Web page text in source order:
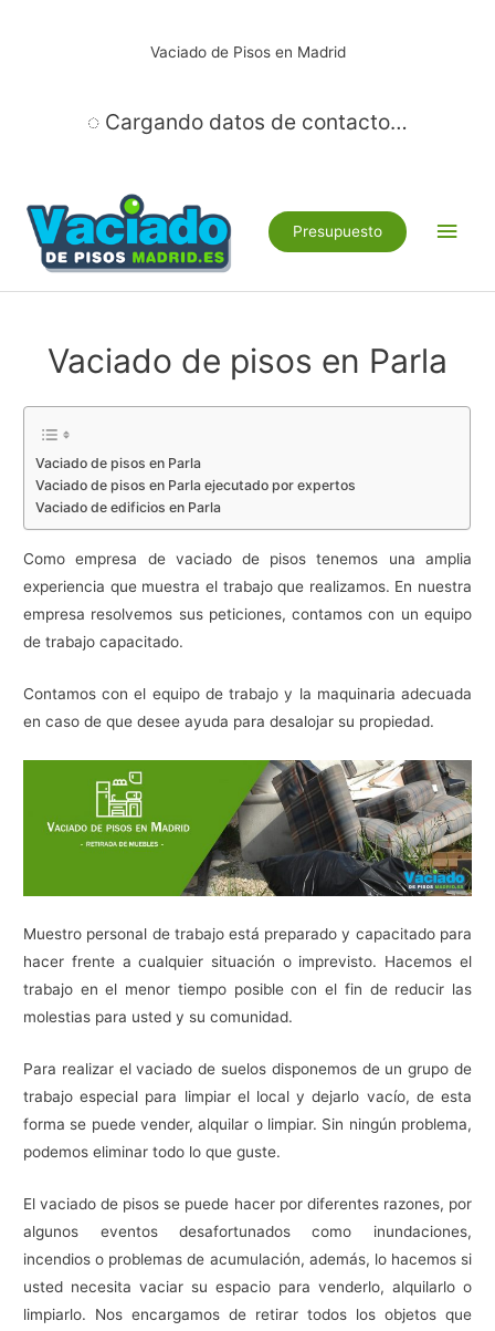
Vaciado de Pisos en Madrid
◌ Cargando datos de contacto…
Presupuesto
Vaciado de pisos en Parla
Vaciado de pisos en Parla
Vaciado de pisos en Parla ejecutado por expertos
Vaciado de edificios en Parla
Como empresa de vaciado de pisos tenemos una amplia
experiencia que muestra el trabajo que realizamos. En nuestra
empresa resolvemos sus peticiones, contamos con un equipo
de trabajo capacitado.
Contamos con el equipo de trabajo y la maquinaria adecuada
en caso de que desee ayuda para desalojar su propiedad.
Muestro personal de trabajo está preparado y capacitado para
hacer frente a cualquier situación o imprevisto. Hacemos el
trabajo en el menor tiempo posible con el fin de reducir las
molestias para usted y su comunidad.
Para realizar el vaciado de suelos disponemos de un grupo de
trabajo especial para limpiar el local y dejarlo vacío, de esta
forma se puede vender, alquilar o limpiar. Sin ningún problema,
podemos eliminar todo lo que guste.
El vaciado de pisos se puede hacer por diferentes razones, por
algunos eventos desafortunados como inundaciones,
incendios o problemas de acumulación, además, lo hacemos si
usted necesita vaciar su espacio para venderlo, alquilarlo o
limpiarlo. Nos encargamos de retirar todos los objetos que